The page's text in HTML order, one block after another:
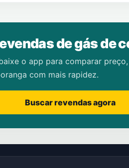
de gás de
o app para comparar
com mais rapidez.
Buscar revendas agora